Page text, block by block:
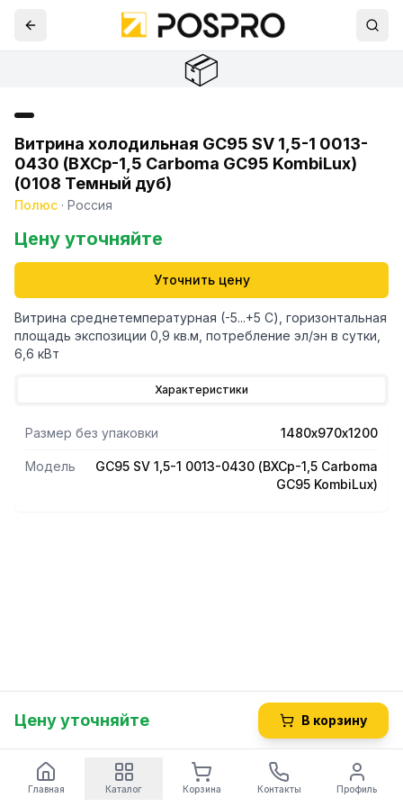
📦
Витрина холодильная GC95 SV 1,5-1 0013-
0430 (ВХСр-1,5 Carboma GC95 KombiLux)
(0108 Темный дуб)
Полюс · Россия
Цену уточняйте
Уточнить цену
Витрина среднетемпературная (-5...+5 С), горизонтальная
площадь экспозиции 0,9 кв.м, потребление эл/эн в сутки,
6,6 кВт
Характеристики
Размер без упаковки 1480х970х1200
Модель
GC95 SV 1,5-1 0013-0430 (ВХСр-1,5 Carboma
GC95 KombiLux)
Цену уточняйте В корзину
Главная Каталог Корзина Контакты Профиль